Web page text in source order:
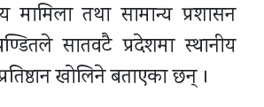
मामिला तथा सामान्य प्रशासन
सातवटै प्रदेशमा स्थानीय
खोलिने बताएका छन् ।